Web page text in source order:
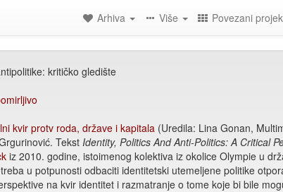
Arhiva Više Povezani
kritičko gledište
kvir protv roda, države i kapitala(Uredila: Lina Gonan,
TekstIdentity, Politics And Anti-Politics: A Critical
iz 2010. godine, istoimenog kolektiva iz okolice Olympie u
u potpunosti odbaciti identitetski utemeljene politike
na kvir identitet i razmatranje o tome koje bi bile